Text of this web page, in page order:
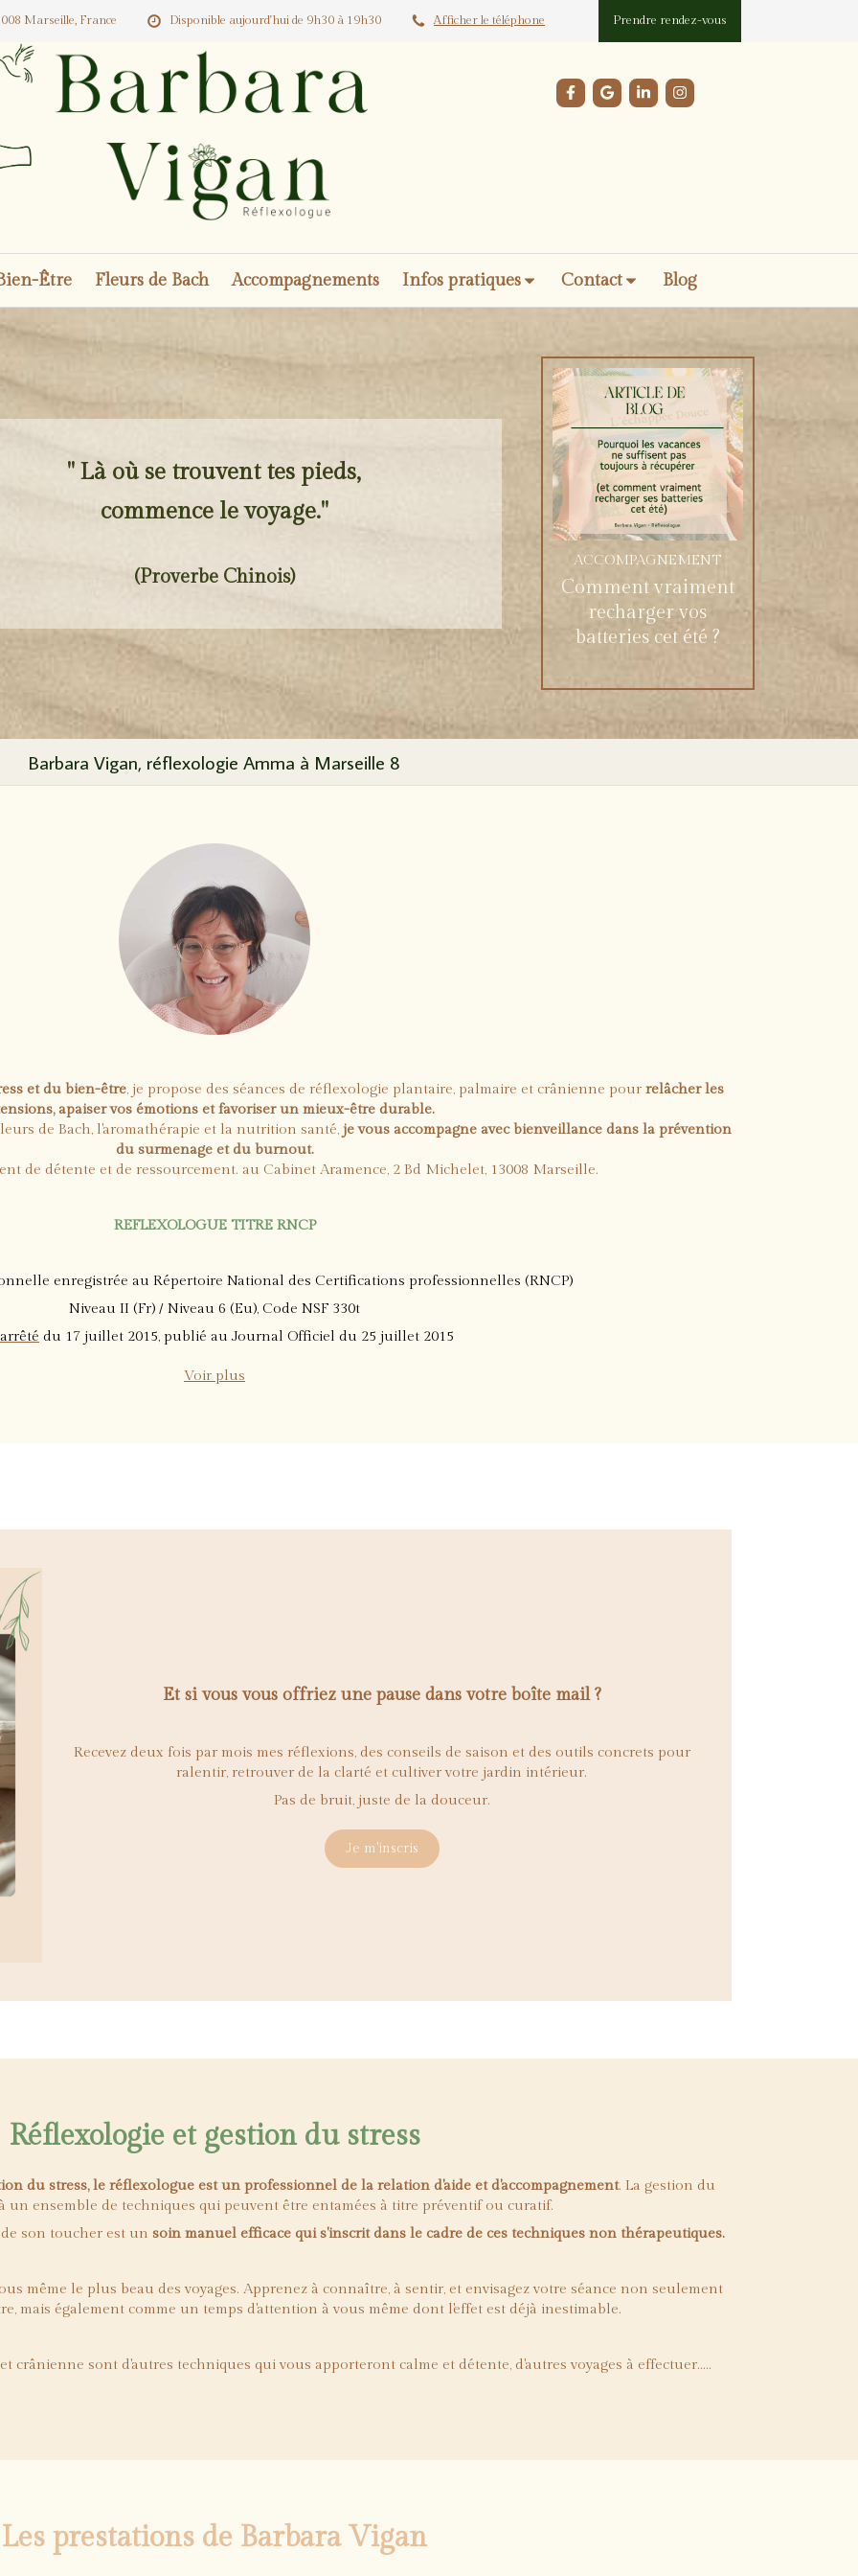
Marseille, France Disponible aujourd'hui de 9h30 à 19h30 Afficher le téléphone Prendre rendez-vous
Être Fleurs de Bach Accompagnements Infos pratiques Contact Blog
" Là où se trouvent tes pieds,
commence le voyage."
(Proverbe Chinois)
ACCOMPAGNEMENT
Comment vraiment
recharger vos
batteries cet été ?
Barbara Vigan, réflexologie Amma à Marseille 8
et du bien-être, je propose des séances de réflexologie plantaire, palmaire et crânienne pour relâcher les
apaiser vos émotions et favoriser un mieux-être durable.
de Bach, l'aromathérapie et la nutrition santé, je vous accompagne avec bienveillance dans la prévention
du surmenage et du burnout.
de détente et de ressourcement. au Cabinet Aramence, 2 Bd Michelet, 13008 Marseille.
REFLEXOLOGUE TITRE RNCP
enregistrée au Répertoire National des Certifications professionnelles (RNCP)
Niveau II (Fr) / Niveau 6 (Eu), Code NSF 330t
arrêté du 17 juillet 2015, publié au Journal Officiel du 25 juillet 2015
Voir plus
Et si vous vous offriez une pause dans votre boîte mail ?
Recevez deux fois par mois mes réflexions, des conseils de saison et des outils concrets pour
ralentir, retrouver de la clarté et cultiver votre jardin intérieur.
Pas de bruit, juste de la douceur.
Je m'inscris
Réflexologie et gestion du stress
du stress, le réflexologue est un professionnel de la relation d'aide et d'accompagnement. La gestion du
un ensemble de techniques qui peuvent être entamées à titre préventif ou curatif.
son toucher est un soin manuel efficace qui s'inscrit dans le cadre de ces techniques non thérapeutiques.
même le plus beau des voyages. Apprenez à connaître, à sentir, et envisagez votre séance non seulement
mais également comme un temps d'attention à vous même dont l'effet est déjà inestimable.
crânienne sont d'autres techniques qui vous apporteront calme et détente, d'autres voyages à effectuer.....
Les prestations de Barbara Vigan